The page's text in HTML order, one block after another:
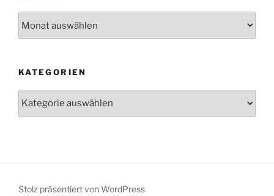
KATEGORIEN
Stolz präsentiert von WordPress